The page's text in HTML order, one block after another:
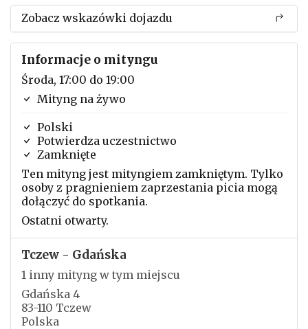
Zobacz wskazówki dojazdu
Informacje o mityngu
Środa, 17:00 do 19:00
Mityng na żywo
Polski
Potwierdza uczestnictwo
Zamknięte
Ten mityng jest mityngiem zamkniętym. Tylko
osoby z pragnieniem zaprzestania picia mogą
dołączyć do spotkania.
Ostatni otwarty.
Tczew - Gdańska
1 inny mityng w tym miejscu
Gdańska 4
83-110 Tczew
Polska